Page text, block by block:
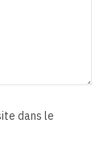
dans le